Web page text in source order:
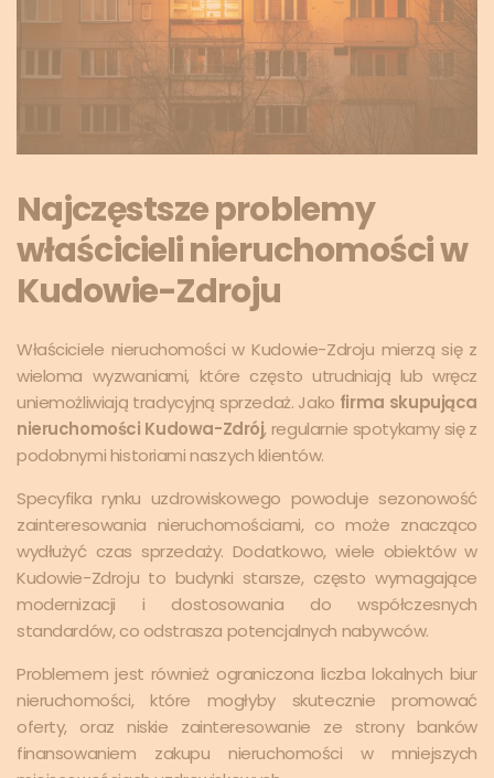
Najczęstsze problemy
właścicieli nieruchomości w
Kudowie-Zdroju
Właściciele nieruchomości w Kudowie-Zdroju mierzą się z
wieloma wyzwaniami, które często utrudniają lub wręcz
uniemożliwiają tradycyjną sprzedaż. Jako firma skupująca
nieruchomości Kudowa-Zdrój, regularnie spotykamy się z
podobnymi historiami naszych klientów.
Specyfika rynku uzdrowiskowego powoduje sezonowość
zainteresowania nieruchomościami, co może znacząco
wydłużyć czas sprzedaży. Dodatkowo, wiele obiektów w
Kudowie-Zdroju to budynki starsze, często wymagające
modernizacji i dostosowania do współczesnych
standardów, co odstrasza potencjalnych nabywców.
Problemem jest również ograniczona liczba lokalnych biur
nieruchomości, które mogłyby skutecznie promować
oferty, oraz niskie zainteresowanie ze strony banków
finansowaniem zakupu nieruchomości w mniejszych